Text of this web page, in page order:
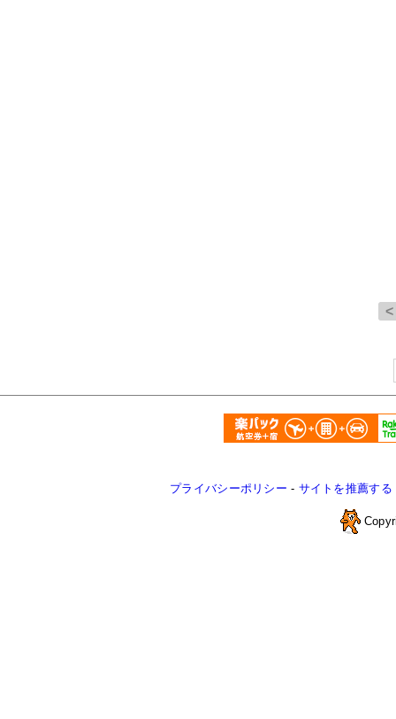
プライバシーポリシー - サイトを推薦する